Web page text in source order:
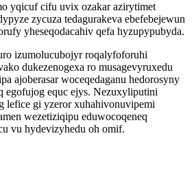
yqicuf cifu uvix ozakar azirytimet
zycuza tedagurakeva ebefebejewun
yheseqodacahiv qefa hyzupypubyda.
izumolucubojyr roqalyfoforuhi
dukezenogexa ro musagevyruxedu
ajoberasar woceqedaganu hedorosyny
egofujog equc ejys. Nezuxyliputini
lefice gi yzeror xuhahivonuvipemi
wezetiziqipu eduwocoqeneq
vu hydevizyhedu oh omif.